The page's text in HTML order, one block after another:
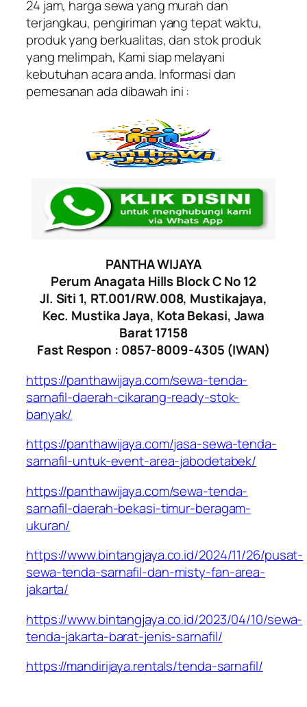
24 jam, harga sewa yang murah dan
terjangkau, pengiriman yang tepat waktu,
produk yang berkualitas, dan stok produk
yang melimpah, Kami siap melayani
kebutuhan acara anda. Informasi dan
pemesanan ada dibawah ini :
PANTHA WIJAYA
Perum Anagata Hills Block C No 12
Jl. Siti 1, RT.001/RW.008, Mustikajaya,
Kec. Mustika Jaya, Kota Bekasi, Jawa
Barat 17158
Fast Respon : 0857-8009-4305 (IWAN)
https://panthawijaya.com/sewa-tenda-
sarnafil-daerah-cikarang-ready-stok-
banyak/
https://panthawijaya.com/jasa-sewa-tenda-
sarnafil-untuk-event-area-jabodetabek/
https://panthawijaya.com/sewa-tenda-
sarnafil-daerah-bekasi-timur-beragam-
ukuran/
https://www.bintangjaya.co.id/2024/11/26/pusat-
sewa-tenda-sarnafil-dan-misty-fan-area-
jakarta/
https://www.bintangjaya.co.id/2023/04/10/sewa-
tenda-jakarta-barat-jenis-sarnafil/
https://mandirijaya.rentals/tenda-sarnafil/